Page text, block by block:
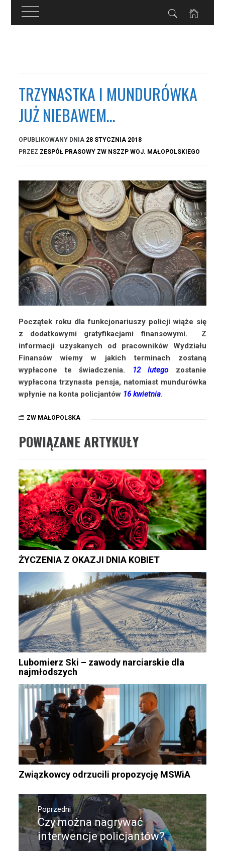
TRZYNASTKA I MUNDURÓWKA
JUŻ NIEBAWEM…
OPUBLIKOWANY DNIA 28 STYCZNIA 2018
PRZEZ ZESPÓŁ PRASOWY ZW NSZZP WOJ. MAŁOPOLSKIEGO
Początek roku dla funkcjonariuszy policji wiąże się
z dodatkowymi gratyfikacjami finansowymi. Z
informacji uzyskanych od pracowników Wydziału
Finansów wiemy w jakich terminach zostaną
wypłacone te świadczenia. 12 lutegozostanie
wypłacona trzynasta pensja, natomiast mundurówka
wpłynie na konta policjantów 16 kwietnia.
ZW MAŁOPOLSKA
POWIĄZANE ARTYKUŁY
ŻYCZENIA Z OKAZJI DNIA KOBIET
Lubomierz Ski – zawody narciarskie dla
najmłodszych
Związkowcy odrzucili propozycję MSWiA
Nawigacja
wpisuPoprzedni
Poprzedni
wpis:
Czy można nagrywać
interwencje policjantów?